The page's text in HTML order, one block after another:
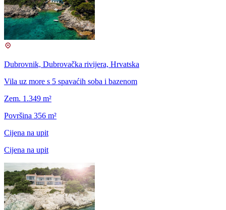
Dubrovnik, Dubrovačka rivijera, Hrvatska
Vila uz more s 5 spavaćih soba i bazenom
Zem. 1.349 m²
Površina 356 m²
Cijena na upit
Cijena na upit